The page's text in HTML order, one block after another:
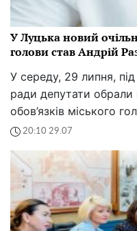
У Луцька новий
голови став Андрій
У середу, 29 липня, під
ради депутати обрали
обов’язків міського
20:10 29.07